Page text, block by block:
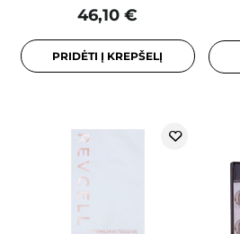
46,10 €
PRIDĖTI Į KREPŠELĮ